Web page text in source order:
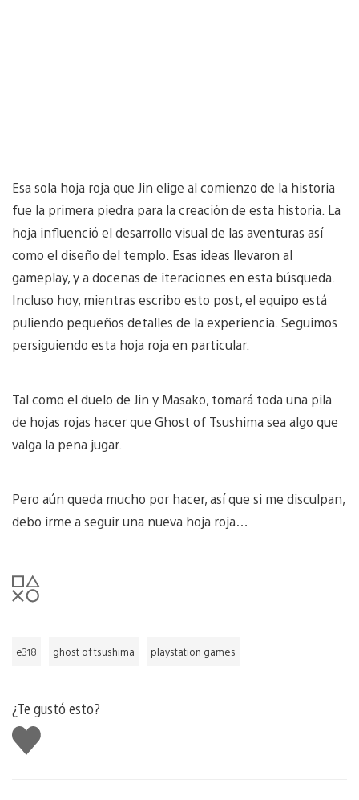
Esa sola hoja roja que Jin elige al comienzo de la historia
fue la primera piedra para la creación de esta historia. La
hoja influenció el desarrollo visual de las aventuras así
como el diseño del templo. Esas ideas llevaron al
gameplay, y a docenas de iteraciones en esta búsqueda.
Incluso hoy, mientras escribo esto post, el equipo está
puliendo pequeños detalles de la experiencia. Seguimos
persiguiendo esta hoja roja en particular.
Tal como el duelo de Jin y Masako, tomará toda una pila
de hojas rojas hacer que Ghost of Tsushima sea algo que
valga la pena jugar.
Pero aún queda mucho por hacer, así que si me disculpan,
debo irme a seguir una nueva hoja roja…
e318 ghost of tsushima playstation games
¿Te gustó esto?
Me
gusta